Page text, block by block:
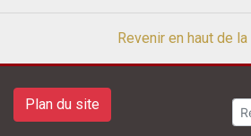
Revenir en haut de la
Plan du site